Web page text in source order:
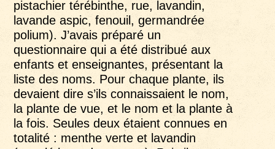
pistachier térébinthe, rue, lavandin,
lavande aspic, fenouil, germandrée
polium). J’avais préparé un
questionnaire qui a été distribué aux
enfants et enseignantes, présentant la
liste des noms. Pour chaque plante, ils
devaient dire s’ils connaissaient le nom,
la plante de vue, et le nom et la plante à
la fois. Seules deux étaient connues en
totalité : menthe verte et lavandin